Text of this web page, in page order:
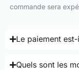
commande sera
Le paiement
Quels sont les